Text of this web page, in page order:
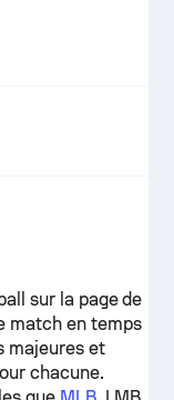
sur la page de
match en temps
majeures et
chacune.